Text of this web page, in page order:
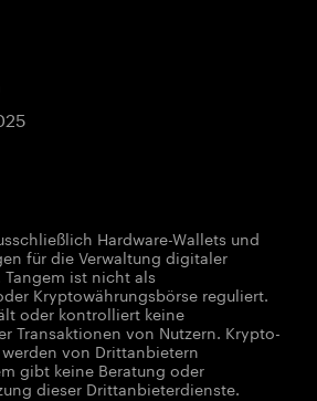
Hardware-Wallets und
für die Verwaltung digitaler
ist nicht als
Kryptowährungsbörse reguliert.
oder kontrolliert keine
Transaktionen von Nutzern. Krypto-
von Drittanbietern
gibt keine Beratung oder
dieser Drittanbieterdienste.